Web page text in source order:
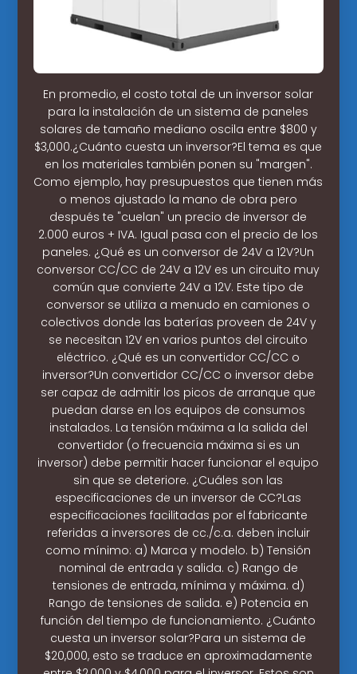
En promedio, el costo total de un inversor solar
para la instalación de un sistema de paneles
solares de tamaño mediano oscila entre $800 y
$3,000.¿Cuánto cuesta un inversor?El tema es que
en los materiales también ponen su "margen".
Como ejemplo, hay presupuestos que tienen más
o menos ajustado la mano de obra pero
después te "cuelan" un precio de inversor de
2.000 euros + IVA. Igual pasa con el precio de los
paneles. ¿Qué es un conversor de 24V a 12V?Un
conversor CC/CC de 24V a 12V es un circuito muy
común que convierte 24V a 12V. Este tipo de
conversor se utiliza a menudo en camiones o
colectivos donde las baterías proveen de 24V y
se necesitan 12V en varios puntos del circuito
eléctrico. ¿Qué es un convertidor CC/CC o
inversor?Un convertidor CC/CC o inversor debe
ser capaz de admitir los picos de arranque que
puedan darse en los equipos de consumos
instalados. La tensión máxima a la salida del
convertidor (o frecuencia máxima si es un
inversor) debe permitir hacer funcionar el equipo
sin que se deteriore. ¿Cuáles son las
especificaciones de un inversor de CC?Las
especificaciones facilitadas por el fabricante
referidas a inversores de cc./c.a. deben incluir
como mínimo: a) Marca y modelo. b) Tensión
nominal de entrada y salida. c) Rango de
tensiones de entrada, mínima y máxima. d)
Rango de tensiones de salida. e) Potencia en
función del tiempo de funcionamiento. ¿Cuánto
cuesta un inversor solar?Para un sistema de
$20,000, esto se traduce en aproximadamente